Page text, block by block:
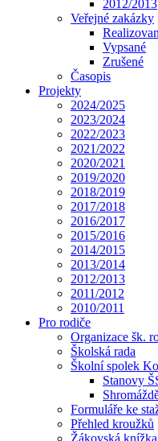
2012/2013
Veřejné zakázky
Vypsané
Zrušené
Časopis
Projekty
2024/2025
2023/2024
2022/2023
2021/2022
2020/2021
2019/2020
2018/2019
2017/2018
2016/2017
2015/2016
2014/2015
2013/2014
2012/2013
2011/2012
2010/2011
Pro rodiče
Organizace šk.
Školská rada
Školní spolek
Stanovy
Formuláře ke
Přehled kroužků
Žákovská knížka